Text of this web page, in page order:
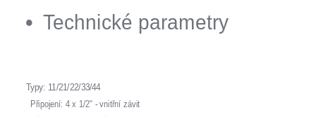
Technické parametry
Typy: 11/21/22/33/44
Připojení: 4 x 1/2" - vnitřní závit